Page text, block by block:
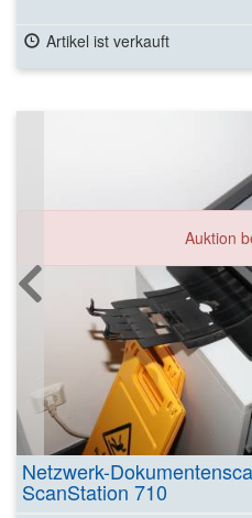
Artikel ist verkauft
Auktion
Netzwerk-
ScanStation 710